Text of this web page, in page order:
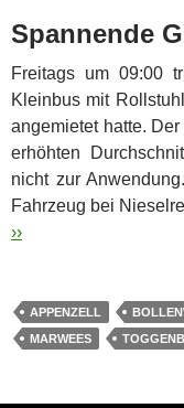
Spannende
Freitags um 09:00
Kleinbus mit
angemietet hatte.
erhöhten
nicht zur
Fahrzeug bei
››
APPENZELL
MARWEES